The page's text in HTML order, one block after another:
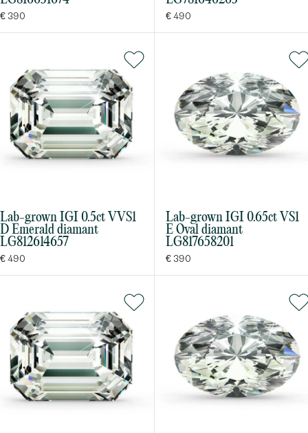
€ 390 € 490
Lab-grown IGI 0.5ct VVS1
D Emerald diamant
LG812614657
€ 490
Lab-grown IGI 0.65ct VS1
E Oval diamant
LG817658201
€ 390